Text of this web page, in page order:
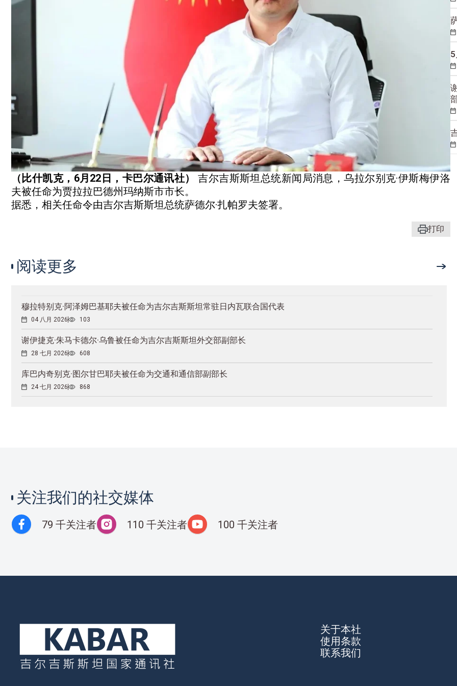
（比什凯克，6月22日，卡巴尔通讯社）
吉尔吉斯斯坦总统新闻局消息，乌拉尔别克·伊斯梅伊洛
夫被任命为贾拉拉巴德州玛纳斯市市长。
据悉，相关任命令由吉尔吉斯斯坦总统萨德尔·扎帕罗夫签署。
打印
阅读更多
穆拉特别克·阿泽姆巴基耶夫被任命为吉尔吉斯斯坦常驻日内瓦联合国代表
04 八月 2026 103
谢伊捷克·朱马卡德尔·乌鲁被任命为吉尔吉斯斯坦外交部副部长
28 七月 2026 608
库巴内奇别克·图尔甘巴耶夫被任命为交通和通信部副部长
24 七月 2026 868
关注我们的社交媒体
79 千关注者 110 千关注者 100 千关注者
关于本社
使用条款
联系我们